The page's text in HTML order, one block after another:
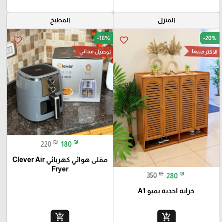
المنزل
favorite_border -20%
الاكثر مبيعا
350 ₪ 280 ₪
خزانة احذية بمبو A1
add_shopping_cart
المطبخ
favorite_border -18%
توصيل مجاني
220 ₪ 180 ₪
مقلى هوائي كهربائي Clever Air
Fryer
add_shopping_cart